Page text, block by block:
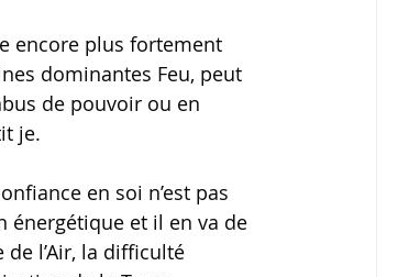
encore plus fortement
dominantes Feu, peut
de pouvoir ou en
je.
en soi n’est pas
énergétique et il en va de
l’Air, la difficulté